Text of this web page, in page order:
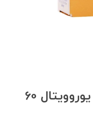
کپسول ویتامین E و D3 یوروویتال 60